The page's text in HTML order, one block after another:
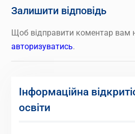
Залишити відповідь
Щоб відправити коментар вам
авторизуватись.
Інформаційна
освіти